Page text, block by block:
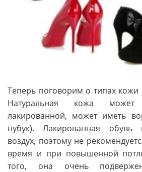
Теперь поговорим о типах кожи
Натуральная кожа
лакированной, может иметь
нубук). Лакированная обувь
воздух, поэтому не
время и при повышенной
того, она очень